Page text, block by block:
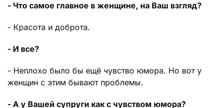
- Что самое главное в женщине, на Ваш взгляд?
- Красота и доброта.
- И все?
- Неплохо было бы ещё чувство юмора. Но вот у
женщин с этим бывают проблемы.
- А у Вашей супруги как с чувством юмора?